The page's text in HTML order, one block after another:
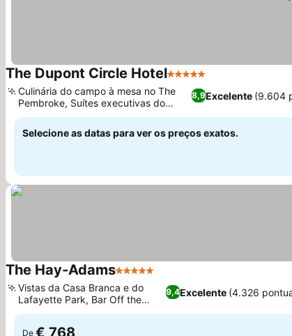
The Dupont Circle Hotel5 Estrelas
8,9Excelente (9.604
Culinária do campo à mesa no The
Pembroke, Suítes executivas do
Nono Andar
Selecione as datas para ver os preços exatos.
The Hay-Adams5 Estrelas
9,4Excelente (4.326
Vistas da Casa Branca e do
Lafayette Park, Bar Off the
Record
De € 768